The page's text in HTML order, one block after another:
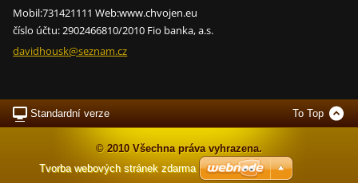
Mobil:731421111 Web:www.chvojen.eu
číslo účtu: 2902466810/2010 Fio banka, a.s.
davidhousk@seznam.cz
Standardní verze To Top
© 2010 Všechna práva vyhrazena.
Tvorba webových stránek zdarma